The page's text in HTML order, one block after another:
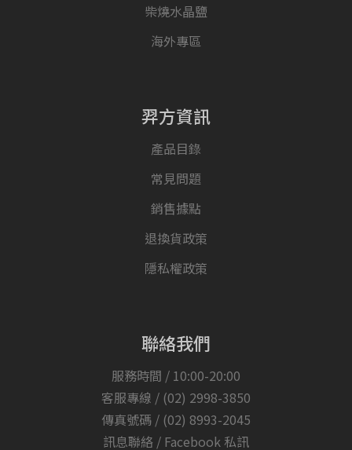
柴燒水晶鹽
海外專區
羿方資訊
產品目錄
常見問題
銷售據點
退換貨政策
隱私權政策
聯絡我們
服務時間 / 10:00-20:00
客服專線 / (02) 2998-3850
傳真號碼 / (02) 8993-2045
訊息聯絡 / Facebook 私訊